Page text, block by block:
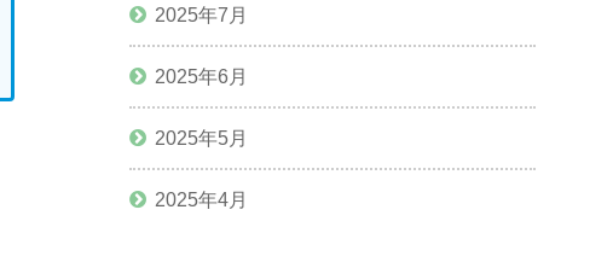
2025年7月
2025年6月
2025年5月
2025年4月